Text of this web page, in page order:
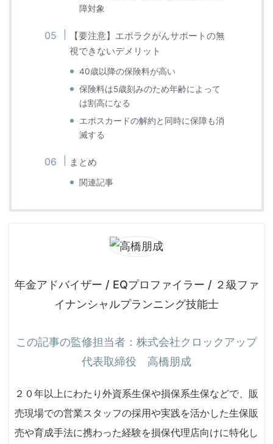
障対象
【要注意】エポラクがんサポートの無
視できないデメリット
40歳以降の保険料が高い
保険料は5歳刻みのため年齢によって
は割高になる
エポスカードの解約と同時に保障も消
滅する
まとめ
関連記事
年金アドバイザー / EQプロファイラー / ２級ファ
イナンシャルプランニング技能士
この記事の監修担当者：株式会社クロックアップ
代表取締役 高橋朋成
２０年以上にわたり外資系生保や損保系生保などで、販
売現場での営業スタッフの採用や実践を活かした生保販
売や育成手法に携わった経験を損保代理店向けに特化し